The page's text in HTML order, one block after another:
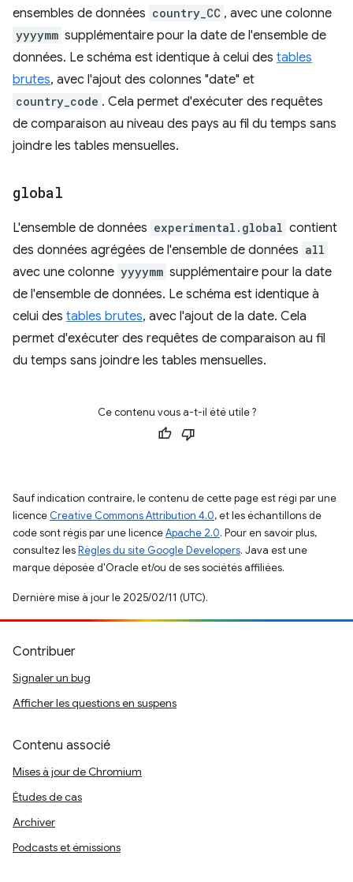
ensembles de données country_CC , avec une colonne
yyyymm supplémentaire pour la date de l'ensemble de
données. Le schéma est identique à celui des tables
brutes, avec l'ajout des colonnes "date" et
country_code . Cela permet d'exécuter des requêtes
de comparaison au niveau des pays au fil du temps sans
joindre les tables mensuelles.
global
L'ensemble de données experimental.global contient
des données agrégées de l'ensemble de données all
avec une colonne yyyymm supplémentaire pour la date
de l'ensemble de données. Le schéma est identique à
celui des tables brutes, avec l'ajout de la date. Cela
permet d'exécuter des requêtes de comparaison au fil
du temps sans joindre les tables mensuelles.
Ce contenu vous a-t-il été utile ?
Sauf indication contraire, le contenu de cette page est régi par une
licence Creative Commons Attribution 4.0, et les échantillons de
code sont régis par une licenceApache 2.0. Pour en savoir plus,
consultez lesRègles du site Google Developers. Java est une
marque déposée d'Oracle et/ou de ses sociétés affiliées.
Dernière mise à jour le 2025/02/11 (UTC).
Contribuer
Signaler un bug
Afficher les questions en suspens
Contenu associé
Mises à jour de Chromium
Études de cas
Archiver
Podcasts et émissions